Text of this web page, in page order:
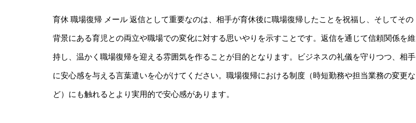
育休 職場復帰 メール 返信として重要なのは、相手が育休後に職場復帰したことを祝福し、そしてその
背景にある育児との両立や職場での変化に対する思いやりを示すことです。返信を通じて信頼関係を維
持し、温かく職場復帰を迎える雰囲気を作ることが目的となります。ビジネスの礼儀を守りつつ、相手
に安心感を与える言葉遣いを心がけてください。職場復帰における制度（時短勤務や担当業務の変更な
ど）にも触れるとより実用的で安心感があります。